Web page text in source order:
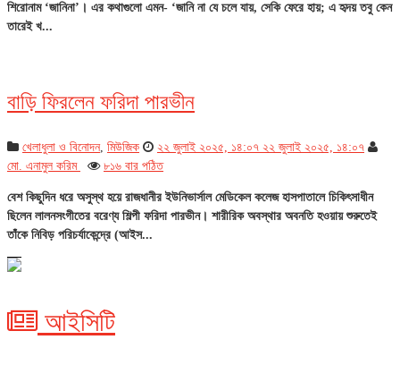
শিরোনাম ‘জানিনা’। এর কথাগুলো এমন- ‘জানি না যে চলে যায়, সেকি ফেরে হায়; এ হৃদয় তবু কেন
তারেই খ...
বাড়ি ফিরলেন ফরিদা পারভীন
খেলাধুলা ও বিনোদন, মিউজিক ২২ জুলাই ২০২৫, ১৪:০৭ ২২ জুলাই ২০২৫, ১৪:০৭
মো. এনামুল করিম
৮১৬ বার পঠিত
বেশ কিছুদিন ধরে অসুস্থ হয়ে রাজধানীর ইউনিভার্সাল মেডিকেল কলেজ হাসপাতালে চিকিৎসাধীন
ছিলেন লালনসংগীতের বরেণ্য শিল্পী ফরিদা পারভীন। শারীরিক অবস্থার অবনতি হওয়ায় শুরুতেই
তাঁকে নিবিড় পরিচর্যাকেন্দ্রে (আইস...
আইসিটি